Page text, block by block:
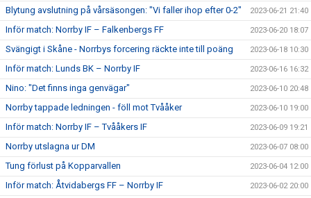
Blytung avslutning på vårsäsongen: "Vi faller ihop efter 0-2" 2023-06-21 21:40
Inför match: Norrby IF – Falkenbergs FF 2023-06-20 18:07
Svängigt i Skåne - Norrbys forcering räckte inte till poäng 2023-06-18 10:30
Inför match: Lunds BK – Norrby IF 2023-06-16 16:32
Nino: "Det finns inga genvägar" 2023-06-10 20:48
Norrby tappade ledningen - föll mot Tvååker 2023-06-10 19:00
Inför match: Norrby IF – Tvååkers IF 2023-06-09 19:21
Norrby utslagna ur DM 2023-06-07 08:00
Tung förlust på Kopparvallen 2023-06-04 12:00
Inför match: Åtvidabergs FF – Norrby IF 2023-06-02 20:00